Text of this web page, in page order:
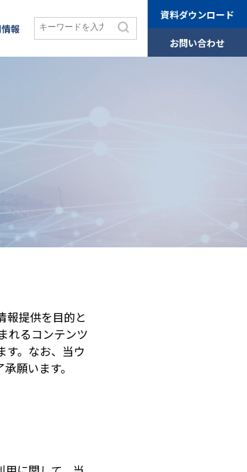
報
資料ダウンロード
お問い合わせ
報提供を目的と
れるコンテンツ
。なお、当ウ
願います。